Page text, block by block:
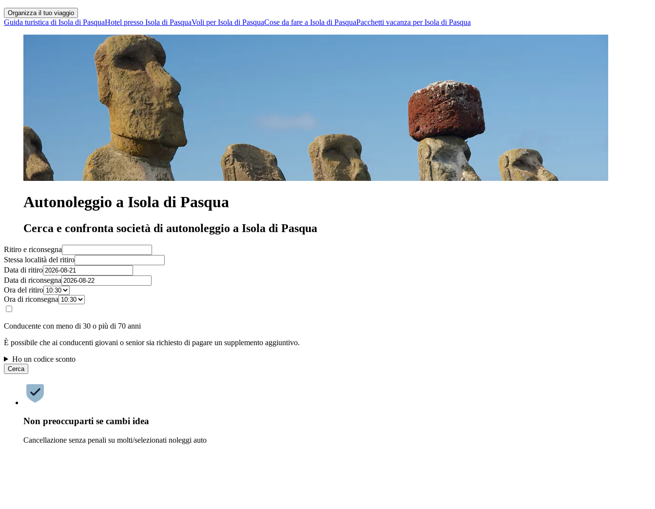
Organizza il tuo viaggio
Guida turistica di Isola di PasquaHotel presso Isola di PasquaVoli per Isola di PasquaCose da fare a Isola di PasquaPacchetti vacanza per Isola di Pasqua
Autonoleggio a Isola di Pasqua
Cerca e confronta società di autonoleggio a Isola di Pasqua
Ritiro e riconsegna
Stessa località del ritiro
Data di ritiro
Data di riconsegna
Ora del ritiro
Ora di riconsegna
Conducente con meno di 30 o più di 70 anni
È possibile che ai conducenti giovani o senior sia richiesto di pagare un supplemento aggiuntivo.
Ho un codice sconto
Cerca
Non preoccuparti se cambi idea
Cancellazione senza penali su molti/selezionati noleggi auto